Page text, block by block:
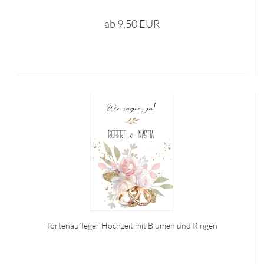
ab 9,50 EUR
Tortenaufleger Hochzeit mit Blumen und Ringen